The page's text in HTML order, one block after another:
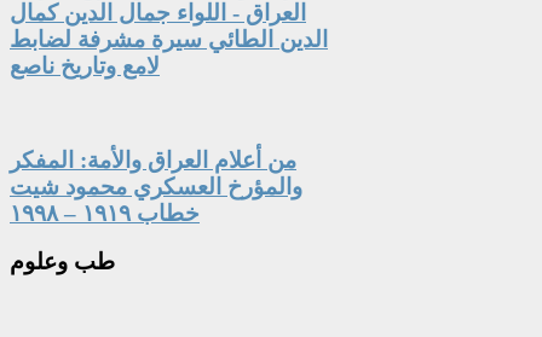
العراق - اللواء جمال الدين كمال
الدين الطائي سيرة مشرفة لضابط
لامع وتاريخ ناصع
من أعلام العراق والأمة: المفكر
والمؤرخ العسكري محمود شيت
خطاب ١٩١٩ – ١٩٩٨
طب وعلوم